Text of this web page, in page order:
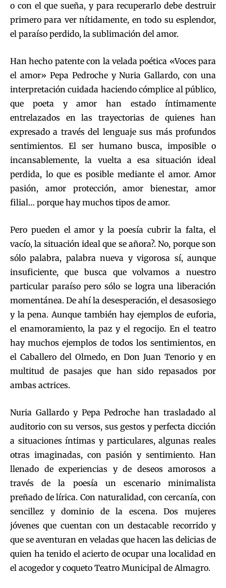
o con el que sueña, y para recuperarlo debe destruir
primero para ver nítidamente, en todo su esplendor,
el paraíso perdido, la sublimación del amor.
Han hecho patente con la velada poética «Voces para
el amor» Pepa Pedroche y Nuria Gallardo, con una
interpretación cuidada haciendo cómplice al público,
que poeta y amor han estado íntimamente
entrelazados en las trayectorias de quienes han
expresado a través del lenguaje sus más profundos
sentimientos. El ser humano busca, imposible o
incansablemente, la vuelta a esa situación ideal
perdida, lo que es posible mediante el amor. Amor
pasión, amor protección, amor bienestar, amor
filial… porque hay muchos tipos de amor.
Pero pueden el amor y la poesía cubrir la falta, el
vacío, la situación ideal que se añora?. No, porque son
sólo palabra, palabra nueva y vigorosa sí, aunque
insuficiente, que busca que volvamos a nuestro
particular paraíso pero sólo se logra una liberación
momentánea. De ahí la desesperación, el desasosiego
y la pena. Aunque también hay ejemplos de euforia,
el enamoramiento, la paz y el regocijo. En el teatro
hay muchos ejemplos de todos los sentimientos, en
el Caballero del Olmedo, en Don Juan Tenorio y en
multitud de pasajes que han sido repasados por
ambas actrices.
Nuria Gallardo y Pepa Pedroche han trasladado al
auditorio con su versos, sus gestos y perfecta dicción
a situaciones íntimas y particulares, algunas reales
otras imaginadas, con pasión y sentimiento. Han
llenado de experiencias y de deseos amorosos a
través de la poesía un escenario minimalista
preñado de lírica. Con naturalidad, con cercanía, con
sencillez y dominio de la escena. Dos mujeres
jóvenes que cuentan con un destacable recorrido y
que se aventuran en veladas que hacen las delicias de
quien ha tenido el acierto de ocupar una localidad en
el acogedor y coqueto Teatro Municipal de Almagro.